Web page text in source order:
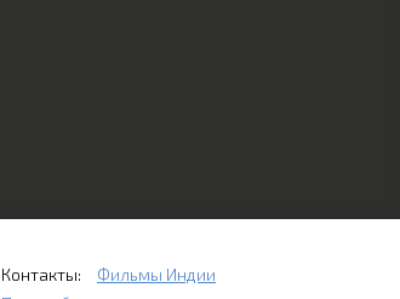
Контакты:
Фильмы Индии